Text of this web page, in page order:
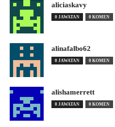
aliciaskavy
0 JAWATAN 0 KOMEN
alinafalbo62
0 JAWATAN 0 KOMEN
alishamerrett
0 JAWATAN 0 KOMEN